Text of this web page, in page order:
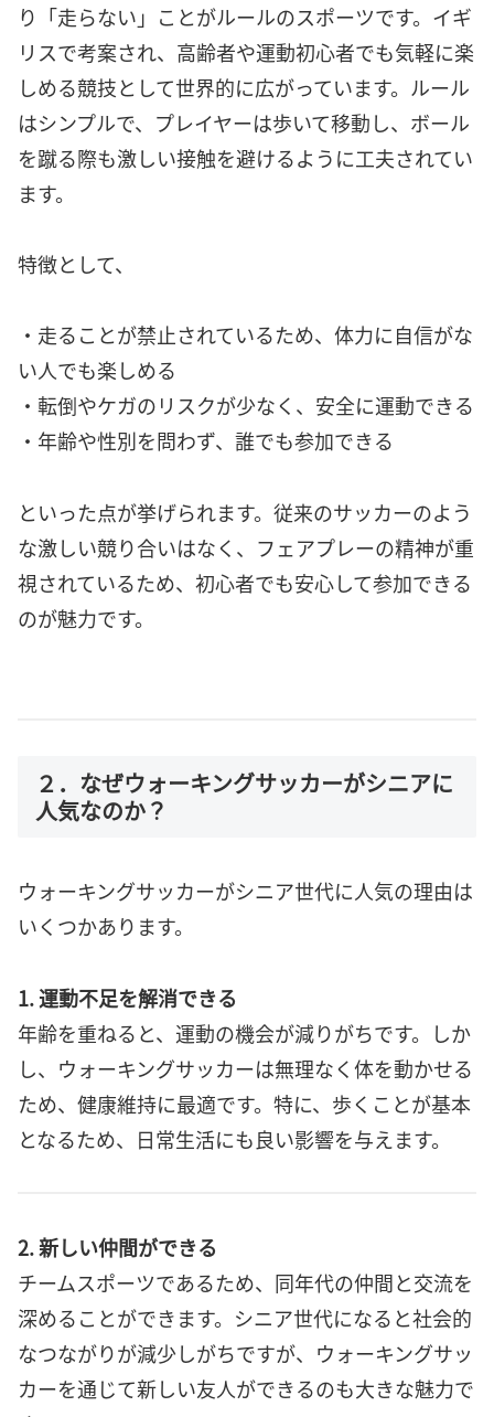
り「走らない」ことがルールのスポーツです。イギ
リスで考案され、高齢者や運動初心者でも気軽に楽
しめる競技として世界的に広がっています。ルール
はシンプルで、プレイヤーは歩いて移動し、ボール
を蹴る際も激しい接触を避けるように工夫されてい
ます。
特徴として、
・走ることが禁止されているため、体力に自信がな
い人でも楽しめる
・転倒やケガのリスクが少なく、安全に運動できる
・年齢や性別を問わず、誰でも参加できる
といった点が挙げられます。従来のサッカーのよう
な激しい競り合いはなく、フェアプレーの精神が重
視されているため、初心者でも安心して参加できる
のが魅力です。
２．なぜウォーキングサッカーがシニアに
人気なのか？
ウォーキングサッカーがシニア世代に人気の理由は
いくつかあります。
1. 運動不足を解消できる
年齢を重ねると、運動の機会が減りがちです。しか
し、ウォーキングサッカーは無理なく体を動かせる
ため、健康維持に最適です。特に、歩くことが基本
となるため、日常生活にも良い影響を与えます。
2. 新しい仲間ができる
チームスポーツであるため、同年代の仲間と交流を
深めることができます。シニア世代になると社会的
なつながりが減少しがちですが、ウォーキングサッ
カーを通じて新しい友人ができるのも大きな魅力で